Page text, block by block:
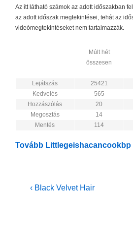
Az itt látható számok az adott időszakban
az adott időszak megtekintései, tehát az
videómegtekintéseket nem tartalmazzák.
Múlt hét
összesen
Lejátszás
25421
Kedvelés
565
Hozzászólás
20
Megosztás
14
Mentés
114
Tovább Littlegeishacancookbp
Bejegyzés
Previous
‹ Black Velvet Hair